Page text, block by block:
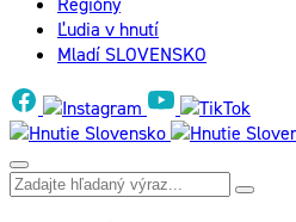
Ľudia v hnutí
Mladí SLOVENSKO